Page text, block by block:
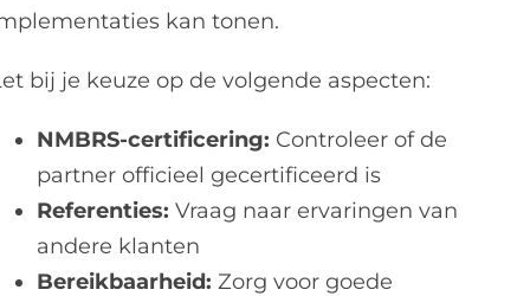
kan tonen.
bij je keuze op de volgende aspecten:
NMBRS-certificering: Controleer of de
partner officieel gecertificeerd is
Referenties: Vraag naar ervaringen van
andere klanten
Bereikbaarheid: Zorg voor goede